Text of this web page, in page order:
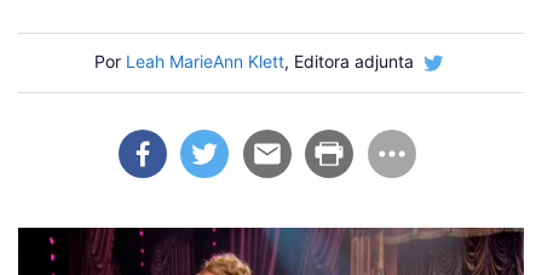
Por Leah MarieAnn Klett, Editora adjunta